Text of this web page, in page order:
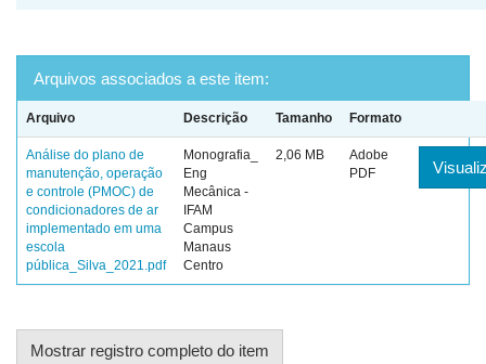
Arquivos associados a este item:
Arquivo Descrição Tamanho Formato
Análise do plano de
manutenção, operação
e controle (PMOC) de
condicionadores de ar
implementado em uma
escola
pública_Silva_2021.pdf
Monografia_
Eng
Mecânica -
IFAM
Campus
Manaus
Centro
2,06 MB
Adobe
PDF
Mostrar registro completo do item